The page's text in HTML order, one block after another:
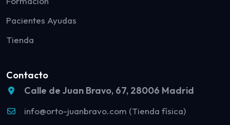
Pacientes Ayudas
Tienda
Contacto
Calle de Juan Bravo, 67, 28006 Madrid
info@orto-juanbravo.com (Tienda física)